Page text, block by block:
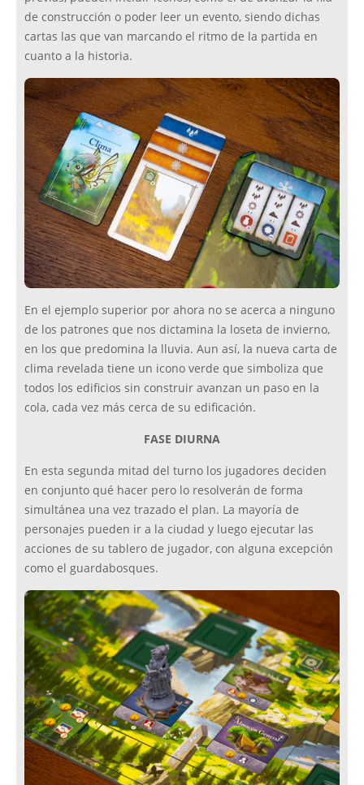
de construcción o poder leer un evento, siendo dichas
cartas las que van marcando el ritmo de la partida en
cuanto a la historia.
En el ejemplo superior por ahora no se acerca a ninguno
de los patrones que nos dictamina la loseta de invierno,
en los que predomina la lluvia. Aun así, la nueva carta de
clima revelada tiene un icono verde que simboliza que
todos los edificios sin construir avanzan un paso en la
cola, cada vez más cerca de su edificación.
FASE DIURNA
En esta segunda mitad del turno los jugadores deciden
en conjunto qué hacer pero lo resolverán de forma
simultánea una vez trazado el plan. La mayoría de
personajes pueden ir a la ciudad y luego ejecutar las
acciones de su tablero de jugador, con alguna excepción
como el guardabosques.